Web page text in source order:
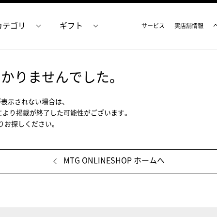
テゴリ ギフト サービス 実店舗情報
りませんでした。
示されない場合は、
り掲載が終了した可能性がございます。
お探しください。
MTG ONLINESHOP ホームへ